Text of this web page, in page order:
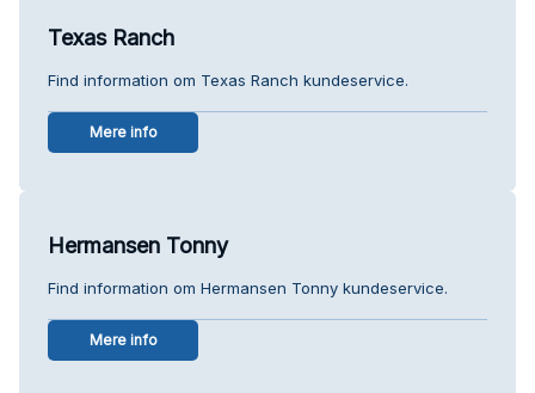
Texas Ranch
Find information om Texas Ranch kundeservice.
Mere info
Hermansen Tonny
Find information om Hermansen Tonny kundeservice.
Mere info